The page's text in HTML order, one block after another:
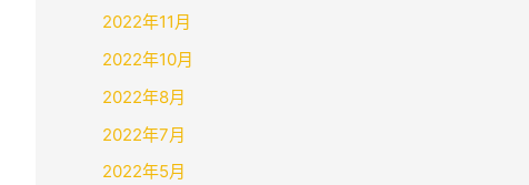
2022年11月
2022年10月
2022年8月
2022年7月
2022年5月